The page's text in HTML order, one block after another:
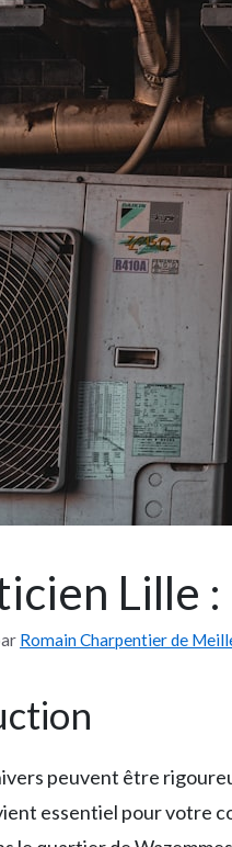
Lille
Romain Charpentier de
peuvent être
essentiel pour votre